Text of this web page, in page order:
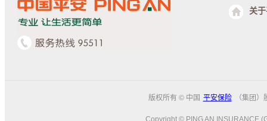
关
版权所有 © 中国 平安保险 （集团
Copyright © PING AN INSURANCE